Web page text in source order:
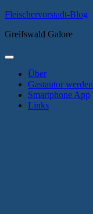
Zum
springen
Fleischervorstadt-Blog
Greifswald Galore
Primäres
Über
Gastautor werden
Smartphone App
Links